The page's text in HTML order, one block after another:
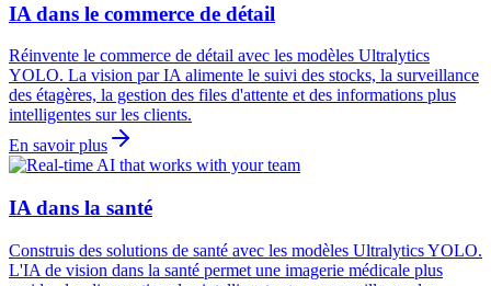
IA dans le commerce de détail
Réinvente le commerce de détail avec les modèles Ultralytics
YOLO. La vision par IA alimente le suivi des stocks, la surveillance
des étagères, la gestion des files d'attente et des informations plus
intelligentes sur les clients.
En savoir plus
IA dans la santé
Construis des solutions de santé avec les modèles Ultralytics YOLO.
L'IA de vision dans la santé permet une imagerie médicale plus